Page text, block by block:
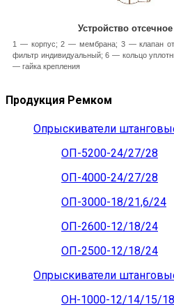
Устройство
1 — корпус; 2 — мембрана; 3 — клапан
фильтр индивидуальный; 6 — кольцо
— гайка крепления
Продукция Ремком
Опрыскиватели
ОП-5200-24/27/28
ОП-4000-24/27/28
ОП-3000-18/21,6/24
ОП-2600-12/18/24
ОП-2500-12/18/24
Опрыскиватели
ОН-1000-12/14/15/18